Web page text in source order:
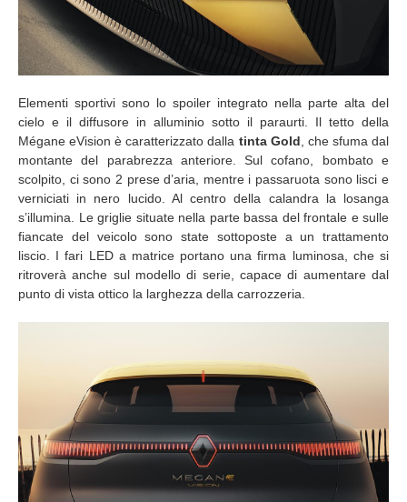
Elementi sportivi sono lo spoiler integrato nella parte alta del
cielo e il diffusore in alluminio sotto il paraurti. Il tetto della
Mégane eVision è caratterizzato dalla tinta Gold , che sfuma dal
montante del parabrezza anteriore. Sul cofano, bombato e
scolpito, ci sono 2 prese d’aria, mentre i passaruota sono lisci e
verniciati in nero lucido. Al centro della calandra la losanga
s’illumina. Le griglie situate nella parte bassa del frontale e sulle
fiancate del veicolo sono state sottoposte a un trattamento
liscio. I fari LED a matrice portano una firma luminosa, che si
ritroverà anche sul modello di serie, capace di aumentare dal
punto di vista ottico la larghezza della carrozzeria.